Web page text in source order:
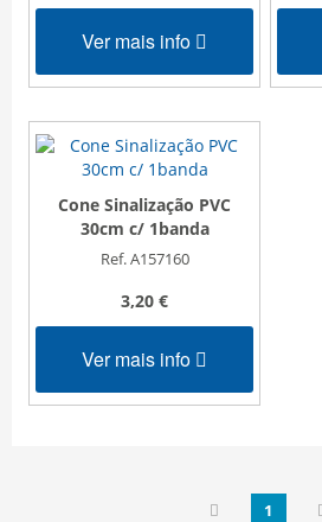
Ver mais info
Cone Sinalização PVC
30cm c/ 1banda
Ref. A157160
3,20 €
Ver mais info
1